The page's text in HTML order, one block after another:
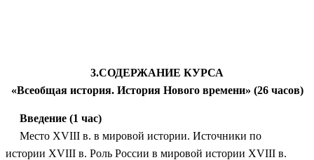
3.СОДЕРЖАНИЕ КУРСА
«Всеобщая история. История Нового времени» (26 часов)
Введение (1 час)
Место XVIII в. в мировой истории. Источники по
истории XVIII в. Роль России в мировой истории XVIII в.